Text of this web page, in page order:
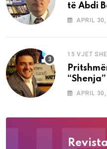
të Abdi
“Shenja”
APRIL
15 VJET
“Shenja”
APRIL